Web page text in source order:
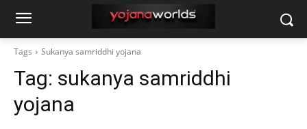
Tags Sukanya samriddhi yojana
Tag: sukanya samriddhi
yojana